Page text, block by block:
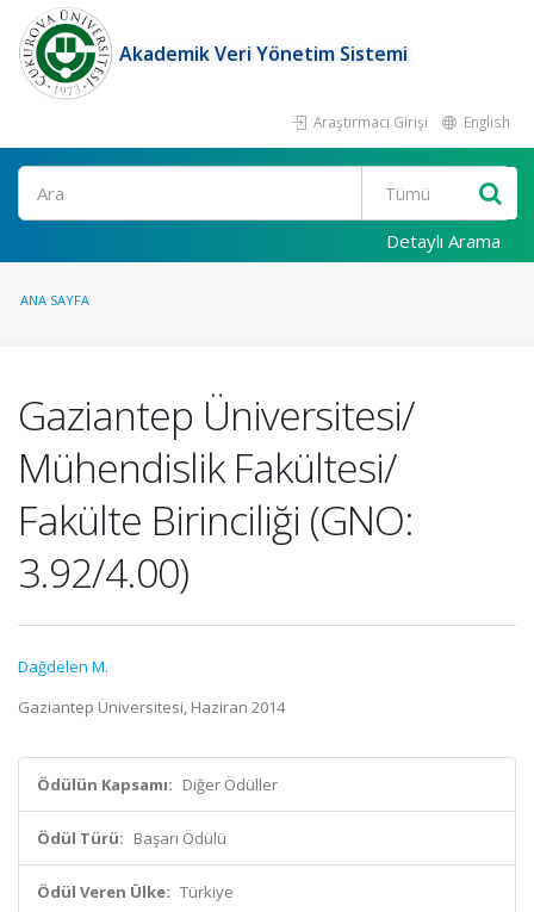
Akademik Veri Yönetim Sistemi
Araştırmacı Girişi English
Ara
Detaylı Arama
ANA SAYFA
Gaziantep Üniversitesi/
Mühendislik Fakültesi/
Fakülte Birinciliği (GNO:
3.92/4.00)
Dağdelen M.
Gaziantep Üniversitesi, Haziran 2014
Ödülün Kapsamı: Diğer Ödüller
Ödül Türü: Başarı Ödülü
Ödül Veren Ülke: Türkiye